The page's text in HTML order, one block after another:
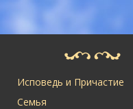
Исповедь и Причастие
Семья